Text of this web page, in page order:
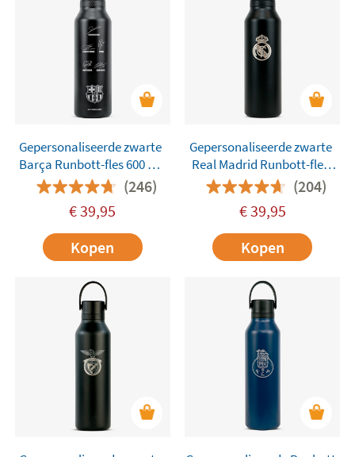
Gepersonaliseerde zwarte
Barça Runbott-fles 600 ml
met handtekeningen
(246)
€39,95
Kopen
Gepersonaliseerde zwarte
Real Madrid Runbott-fles
600 ml
(204)
€39,95
Kopen